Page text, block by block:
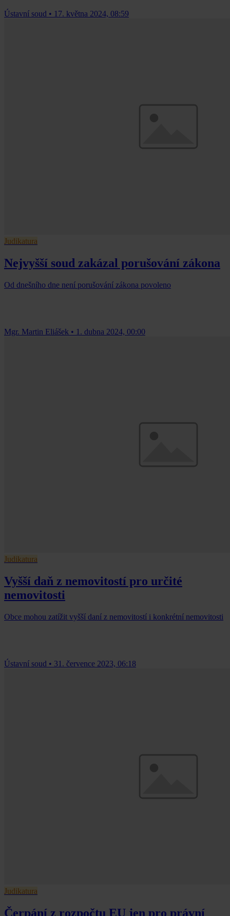
Ústavní soud • 17. května 2024, 08:59
Judikatura
Nejvyšší soud zakázal porušování zákona
Od dnešního dne není porušování zákona povoleno
Mgr. Martin Eliášek • 1. dubna 2024, 00:00
Judikatura
Vyšší daň z nemovitostí pro určité
nemovitosti
Obce mohou zatížit vyšší daní z nemovitostí i konkrétní nemovitosti
Ústavní soud • 31. července 2023, 06:18
Judikatura
Čerpání z rozpočtu EU jen pro právní